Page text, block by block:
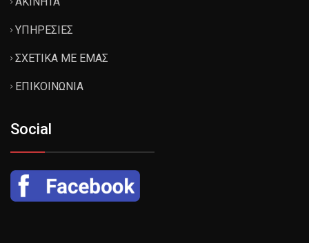
ΥΠΗΡΕΣΙΕΣ
ΣΧΕΤΙΚΑ ΜΕ ΕΜΑΣ
ΕΠΙΚΟΙΝΩΝΙΑ
Social